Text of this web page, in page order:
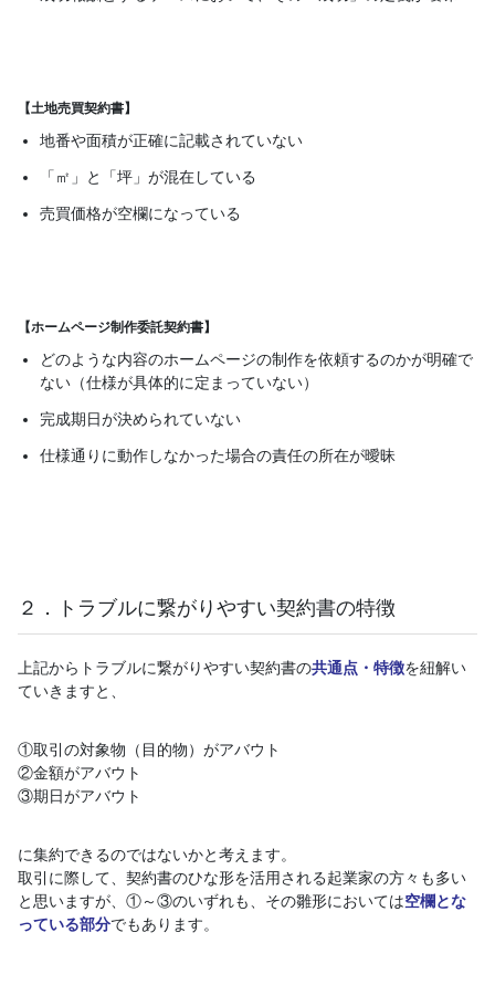
【土地売買契約書】
地番や面積が正確に記載されていない
「㎡」と「坪」が混在している
売買価格が空欄になっている
【ホームページ制作委託契約書】
どのような内容のホームページの制作を依頼するのかが明確で
ない（仕様が具体的に定まっていない）
完成期日が決められていない
仕様通りに動作しなかった場合の責任の所在が曖昧
２．トラブルに繋がりやすい契約書の特徴
上記からトラブルに繋がりやすい契約書の共通点・特徴を紐解い
ていきますと、
①取引の対象物（目的物）がアバウト
②金額がアバウト
③期日がアバウト
に集約できるのではないかと考えます。
取引に際して、契約書のひな形を活用される起業家の方々も多い
と思いますが、①～③のいずれも、その雛形においては空欄とな
っている部分でもあります。